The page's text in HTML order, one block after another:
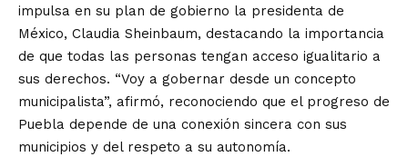
impulsa en su plan de gobierno la presidenta de
México, Claudia Sheinbaum, destacando la importancia
de que todas las personas tengan acceso igualitario a
sus derechos. “Voy a gobernar desde un concepto
municipalista”, afirmó, reconociendo que el progreso de
Puebla depende de una conexión sincera con sus
municipios y del respeto a su autonomía.